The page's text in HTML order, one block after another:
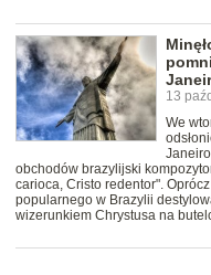
13
We
obchodów brazylijski
carioca, Cristo redentor".
popularnego w Brazylii
wizerunkiem Chrystusa na